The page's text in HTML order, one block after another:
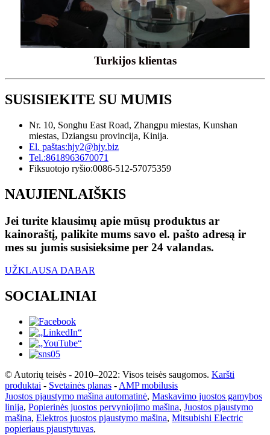
Turkijos klientas
SUSISIEKITE SU MUMIS
Nr. 10, Songhu East Road, Zhangpu miestas, Kunshan
miestas, Dziangsu provincija, Kinija.
El. paštas:hjy2@hjy.biz
Tel.:8618963670071
Fiksuotojo ryšio:0086-512-57075359
NAUJIENLAIŠKIS
Jei turite klausimų apie mūsų produktus ar
kainoraštį, palikite mums savo el. pašto adresą ir
mes su jumis susisieksime per 24 valandas.
UŽKLAUSA DABAR
SOCIALINIAI
© Autorių teisės - 2010–2022: Visos teisės saugomos. Karšti
produktai - Svetainės planas - AMP mobilusis
Juostos pjaustymo mašina automatinė, Maskavimo juostos gamybos
linija, Popierinės juostos pervyniojimo mašina, Juostos pjaustymo
mašina, Elektros juostos pjaustymo mašina, Mitsubishi Electric
popieriaus pjaustytuvas,